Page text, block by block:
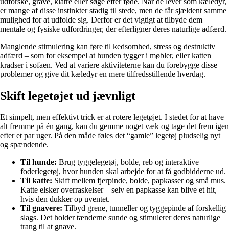
er mange af disse instinkter stadig til stede, men de får sjældent samme
mulighed for at udfolde sig. Derfor er det vigtigt at tilbyde dem
mentale og fysiske udfordringer, der efterligner deres naturlige adfærd.
Manglende stimulering kan føre til kedsomhed, stress og destruktiv
adfærd – som for eksempel at hunden tygger i møbler, eller katten
kradser i sofaen. Ved at variere aktiviteterne kan du forebygge disse
problemer og give dit kæledyr en mere tilfredsstillende hverdag.
Skift legetøjet ud jævnligt
Et simpelt, men effektivt trick er at rotere legetøjet. I stedet for at have
alt fremme på én gang, kan du gemme noget væk og tage det frem igen
efter et par uger. På den måde føles det “gamle” legetøj pludselig nyt
og spændende.
Til hunde: Brug tyggelegetøj, bolde, reb og interaktive
foderlegetøj, hvor hunden skal arbejde for at få godbidderne ud.
Til katte: Skift mellem fjerpinde, bolde, papkasser og små mus.
Katte elsker overraskelser – selv en papkasse kan blive et hit,
hvis den dukker op uventet.
Til gnavere: Tilbyd grene, tunneller og tyggepinde af forskellig
slags. Det holder tænderne sunde og stimulerer deres naturlige
trang til at gnave.